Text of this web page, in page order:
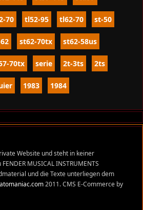
70 tl52-95 tl62-70 st-50
st62-70tx st62-58us
70tx serie 2t-3ts 2ts
1983 1984
Website und steht in keiner
MUSICAL INSTRUMENTS
und die Texte unterliegen dem
2011. CMS E-Commerce by